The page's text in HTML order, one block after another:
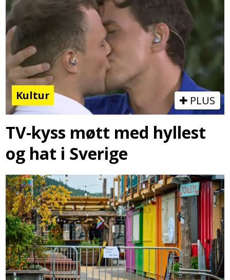
Kultur PLUS
TV-kyss møtt med hyllest
og hat i Sverige